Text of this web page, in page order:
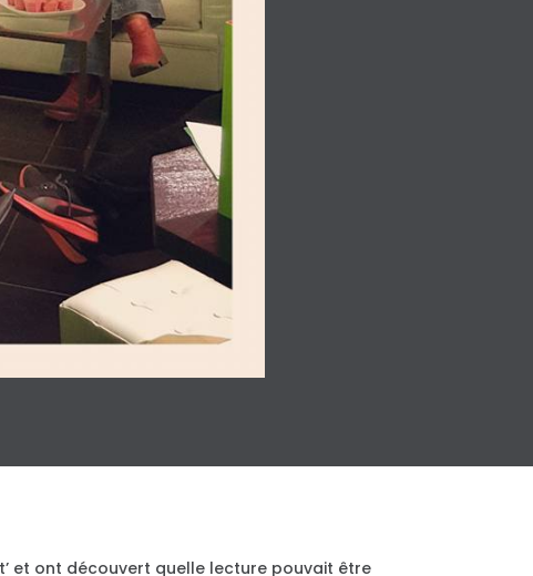
et ont découvert quelle lecture pouvait être